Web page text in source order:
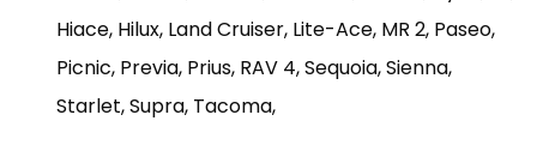
Hiace, Hilux, Land Cruiser, Lite-Ace, MR 2, Paseo,
Picnic, Previa, Prius, RAV 4, Sequoia, Sienna,
Starlet, Supra, Tacoma,